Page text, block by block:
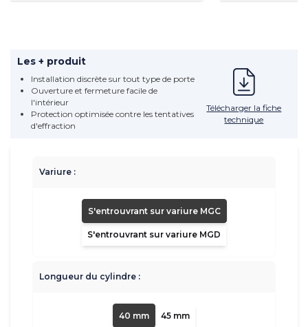
Les + produit
Installation discrète sur tout type de porte
Ouverture et fermeture facile de
l'intérieur
Protection optimisée contre les tentatives
d'effraction
Télécharger la fiche
technique
Variure :
S'entrouvrant sur variure MGC
S'entrouvrant sur variure MGD
Longueur du cylindre :
40 mm 45 mm